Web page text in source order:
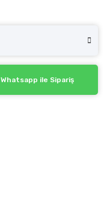
Whatsapp ile Sipariş